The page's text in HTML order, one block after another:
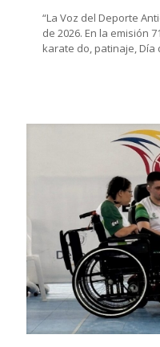
“La Voz del Deporte
de 2026. En la emisión
karate do, patinaje, Día